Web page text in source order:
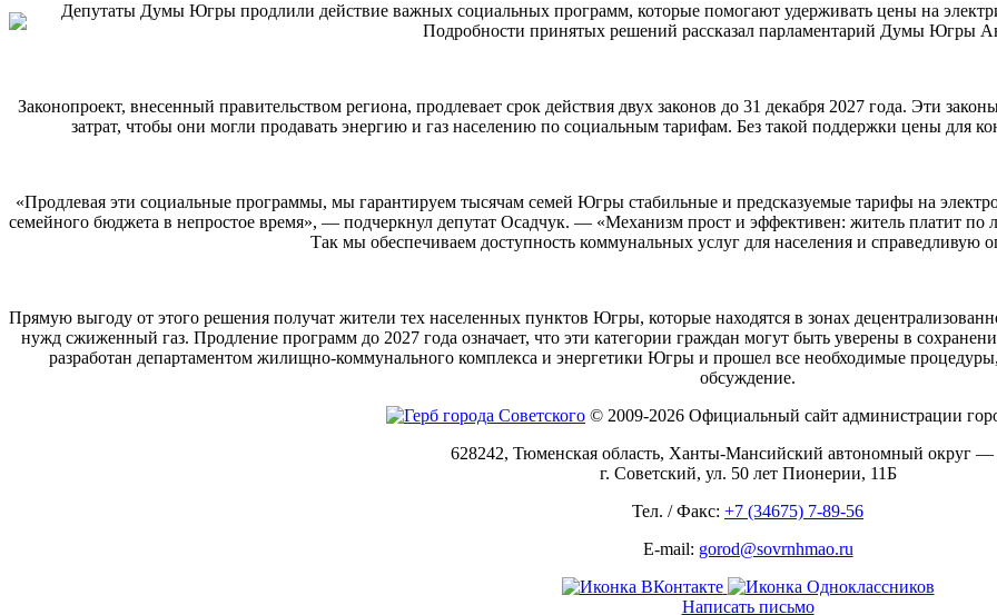
Депутаты Думы Югры продлили действие важных социальных программ, которые помогают удерживать цены на
Подробности принятых решений рассказал парламентарий Думы Югры
Законопроект, внесенный правительством региона, продлевает срок действия двух законов до 31 декабря 2027 года. Эти
затрат, чтобы они могли продавать энергию и газ населению по социальным тарифам. Без такой поддержки цены для
«Продлевая эти социальные программы, мы гарантируем тысячам семей Югры стабильные и предсказуемые тарифы на
семейного бюджета в непростое время», — подчеркнул депутат Осадчук. — «Механизм прост и эффективен: житель платит по
Так мы обеспечиваем доступность коммунальных услуг для населения и справедливую
Прямую выгоду от этого решения получат жители тех населенных пунктов Югры, которые находятся в зонах
нужд сжиженный газ. Продление программ до 2027 года означает, что эти категории граждан могут быть уверены в
разработан департаментом жилищно-коммунального комплекса и энергетики Югры и прошел все необходимые
обсуждение.
© 2009-2026 Официальный сайт администрации
628242, Тюменская область, Ханты-Мансийский автономный округ
г. Советский, ул. 50 лет Пионерии, 11Б
Тел. / Факс: +7 (34675) 7-89-56
E-mail: gorod@sovrnhmao.ru
Написать письмо